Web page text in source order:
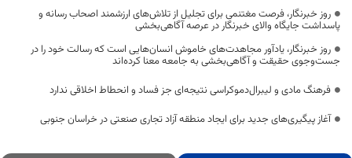
روز خبرنگار، فرصت مغتنمی برای تجلیل از تلاش‌های ارزشمند اصحاب رسانه و
پاسداشت جایگاه والای خبرنگار در عرصه آگاهی‌بخشی
روز خبرنگار، یادآور مجاهدت‌های خاموش انسان‌هایی است که رسالت خود را در
جست‌وجوی حقیقت و آگاهی‌بخشی به جامعه معنا کرده‌اند
فرهنگ مادی و لیبرال‌دموکراسی نتیجه‌ای جز فساد و انحطاط اخلاقی ندارد
آغاز پیگیری‌های جدید برای ایجاد منطقه آزاد تجاری صنعتی در خراسان جنوبی